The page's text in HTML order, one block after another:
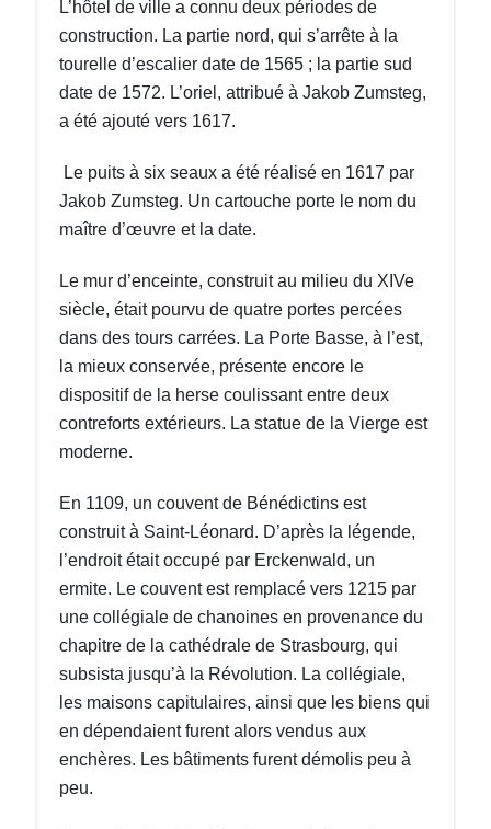
L’hôtel de ville a connu deux périodes de
construction. La partie nord, qui s’arrête à la
tourelle d’escalier date de 1565 ; la partie sud
date de 1572. L’oriel, attribué à Jakob Zumsteg,
a été ajouté vers 1617.
Le puits à six seaux a été réalisé en 1617 par
Jakob Zumsteg. Un cartouche porte le nom du
maître d’œuvre et la date.
Le mur d’enceinte, construit au milieu du XIVe
siècle, était pourvu de quatre portes percées
dans des tours carrées. La Porte Basse, à l’est,
la mieux conservée, présente encore le
dispositif de la herse coulissant entre deux
contreforts extérieurs. La statue de la Vierge est
moderne.
En 1109, un couvent de Bénédictins est
construit à Saint-Léonard. D’après la légende,
l’endroit était occupé par Erckenwald, un
ermite. Le couvent est remplacé vers 1215 par
une collégiale de chanoines en provenance du
chapitre de la cathédrale de Strasbourg, qui
subsista jusqu’à la Révolution. La collégiale,
les maisons capitulaires, ainsi que les biens qui
en dépendaient furent alors vendus aux
enchères. Les bâtiments furent démolis peu à
peu.